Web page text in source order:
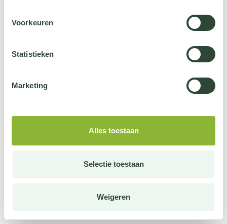
Voorkeuren
Statistieken
Marketing
Alles toestaan
Selectie toestaan
Weigeren